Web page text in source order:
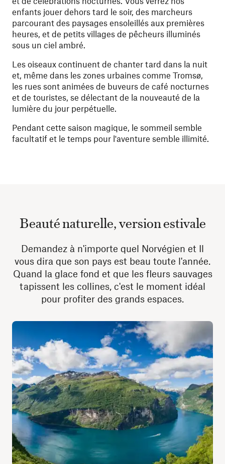
enfants jouer dehors tard le soir, des marcheurs
parcourant des paysages ensoleillés aux premières
heures, et de petits villages de pêcheurs illuminés
sous un ciel ambré.
Les oiseaux continuent de chanter tard dans la nuit
et, même dans les zones urbaines comme Tromsø,
les rues sont animées de buveurs de café nocturnes
et de touristes, se délectant de la nouveauté de la
lumière du jour perpétuelle.
Pendant cette saison magique, le sommeil semble
facultatif et le temps pour l'aventure semble illimité.
Beauté naturelle, version estivale
Demandez à n'importe quel Norvégien et Il
vous dira que son pays est beau toute l'année.
Quand la glace fond et que les fleurs sauvages
tapissent les collines, c'est le moment idéal
pour profiter des grands espaces.